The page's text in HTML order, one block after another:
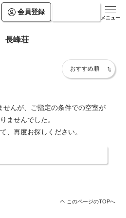
会員登録
メニュー
長峰荘
せんが、ご指定の条件での空室が
ませんでした。
、再度お探しください。
このページのTOPへ